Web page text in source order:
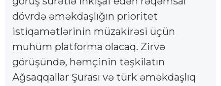
dövrdə əməkdaşlığın prioritet
istiqamətlərinin müzakirəsi üçün
mühüm platforma olacaq. Zirvə
görüşündə, həmçinin təşkilatın
Ağsaqqallar Şurası və türk əməkdaşlıq